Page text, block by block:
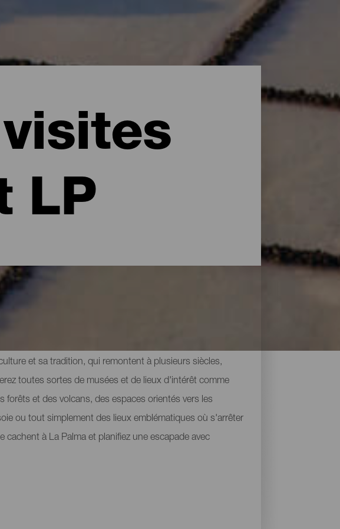
LP
et sa tradition, qui remontent à plusieurs siècles,
toutes sortes de musées et de lieux d'intérêt comme
et des volcans, des espaces orientés vers les
ou tout simplement des lieux emblématiques où s'arrêter
à La Palma et planifiez une escapade avec